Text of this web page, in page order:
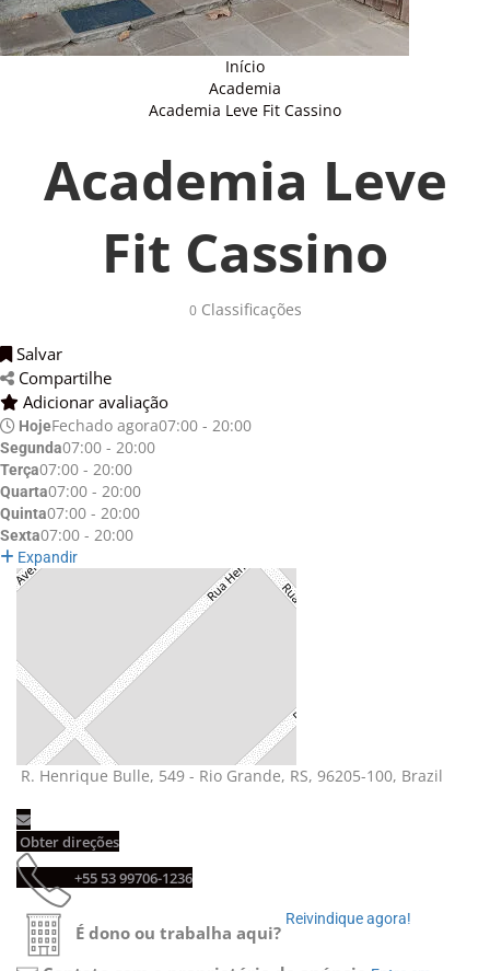
Início
Academia
Academia Leve Fit Cassino
Academia Leve
Fit Cassino
0Classificações
Salvar
Compartilhe
Adicionar avaliação
HojeFechado agora07:00 - 20:00
Segunda07:00 - 20:00
Terça07:00 - 20:00
Quarta07:00 - 20:00
Quinta07:00 - 20:00
Sexta07:00 - 20:00
Expandir
R. Henrique Bulle, 549 - Rio Grande, RS, 96205-100, Brazil
Obter direções
+55 53 99706-1236
É dono ou trabalha aqui?
Reivindique agora!